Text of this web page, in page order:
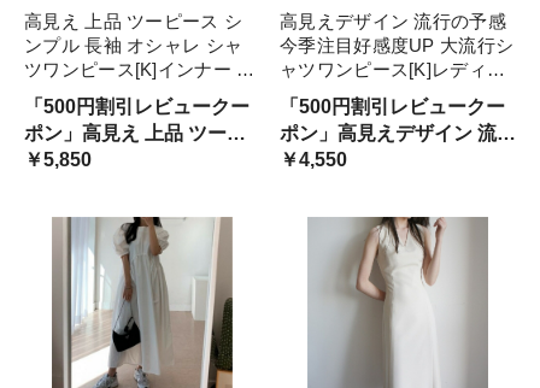
高見え 上品 ツーピース シ
ンプル 長袖 オシャレ シャ
ツワンピース[K]インナー 下
着 ナイトウェア レディース
ランジェリー セット ベビー
ドール&ショーツ インナー
「500円割引レビュークー
ポン」高見え 上品 ツーピ
ース シンプル 長袖 オシャ
￥5,850
高見えデザイン 流行の予感
今季注目好感度UP 大流行シ
ャツワンピース[K]レディー
スファッション ワンピース
「500円割引レビュークー
ポン」高見えデザイン 流行
の予感 今季注目好感度 大
￥4,550